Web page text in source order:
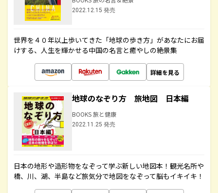
2022.12.15 発売
世界を４０年以上歩いてきた「地球の歩き方」があなたにお届
けする、人生を輝かせる中国の名言と癒やしの絶景集
詳細を見る
地球のなぞり方 旅地図 日本編
BOOKS 旅と健康
2022.11.25 発売
日本の地形や造形物をなぞって学ぶ新しい地図本！観光名所や
橋、川、湖、半島など旅気分で地図をなぞって脳もイキイキ！